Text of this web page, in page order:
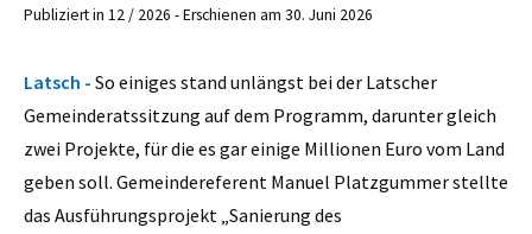
Publiziert in 12 / 2026 - Erschienen am 30. Juni 2026
Latsch - So einiges stand unlängst bei der Latscher
Gemeinderatssitzung auf dem Programm, darunter gleich
zwei Projekte, für die es gar einige Millionen Euro vom Land
geben soll. Gemeindereferent Manuel Platzgummer stellte
das Ausführungsprojekt „Sanierung des